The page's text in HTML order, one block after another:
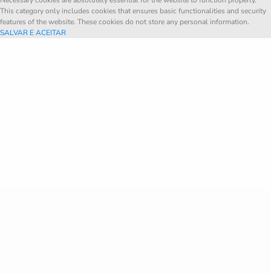
This category only includes cookies that ensures basic functionalities and security
features of the website. These cookies do not store any personal information.
SALVAR E ACEITAR